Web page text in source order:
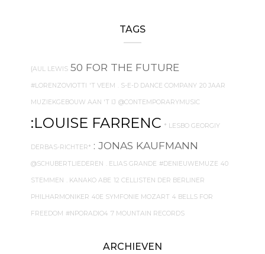
TAGS
{AUL LEWIS 50 FOR THE FUTURE
#LORENZOVIOTTI 'T VEEM . S-E-D DANCE COMPANY 20 JAAR
MUZIEKGEBOUW AAN 'T IJ @CONTEMPORARYMUSIC
:LOUISE FARRENC * LESBO GEORGIY
DERBAS-RICHTER* : JONAS KAUFMANN
@SCHUBERTLIEDEREN . ELIAS GRANDE #DENIEUWEMUZE 40
STEMMEN . KANAKO ABE 12 CELLISTEN DER BERLINER
PHILHARMONIKER 40E SYMFONIE MOZART 4 BELLS FOR
FREEDOM #NPORADIO4 7 MOUNTAIN RECORDS
ARCHIEVEN